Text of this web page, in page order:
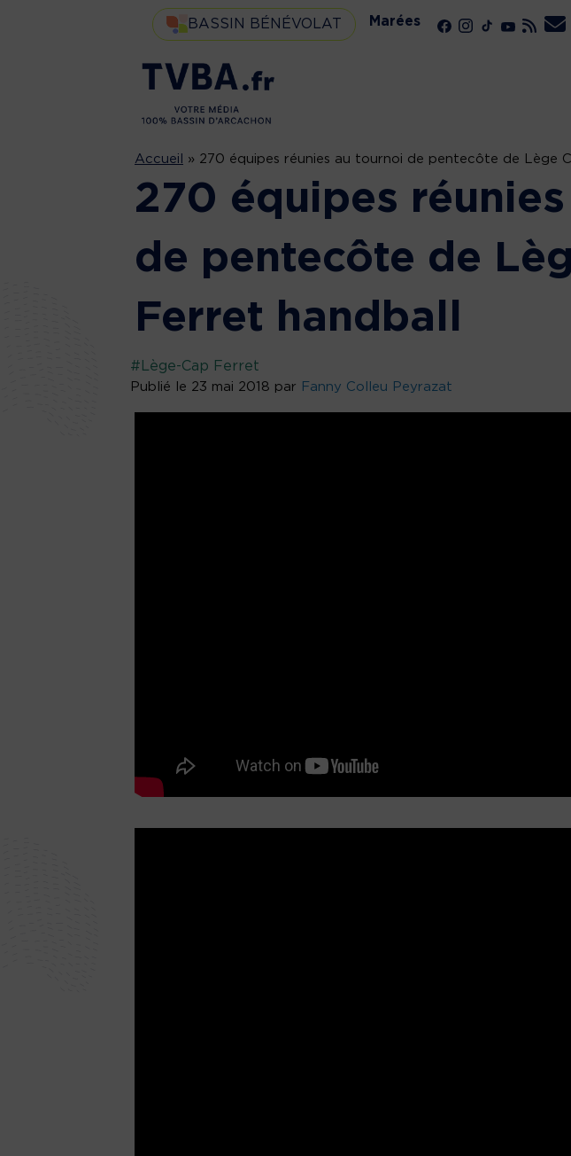
BASSIN BÉNÉVOLAT Marées
Accueil » 270 équipes réunies au tournoi de pentecôte de Lège
270 équipes
de pentecôte de
Ferret handball
#Lège-Cap Ferret
Publié le 23 mai 2018 par Fanny Colleu Peyrazat